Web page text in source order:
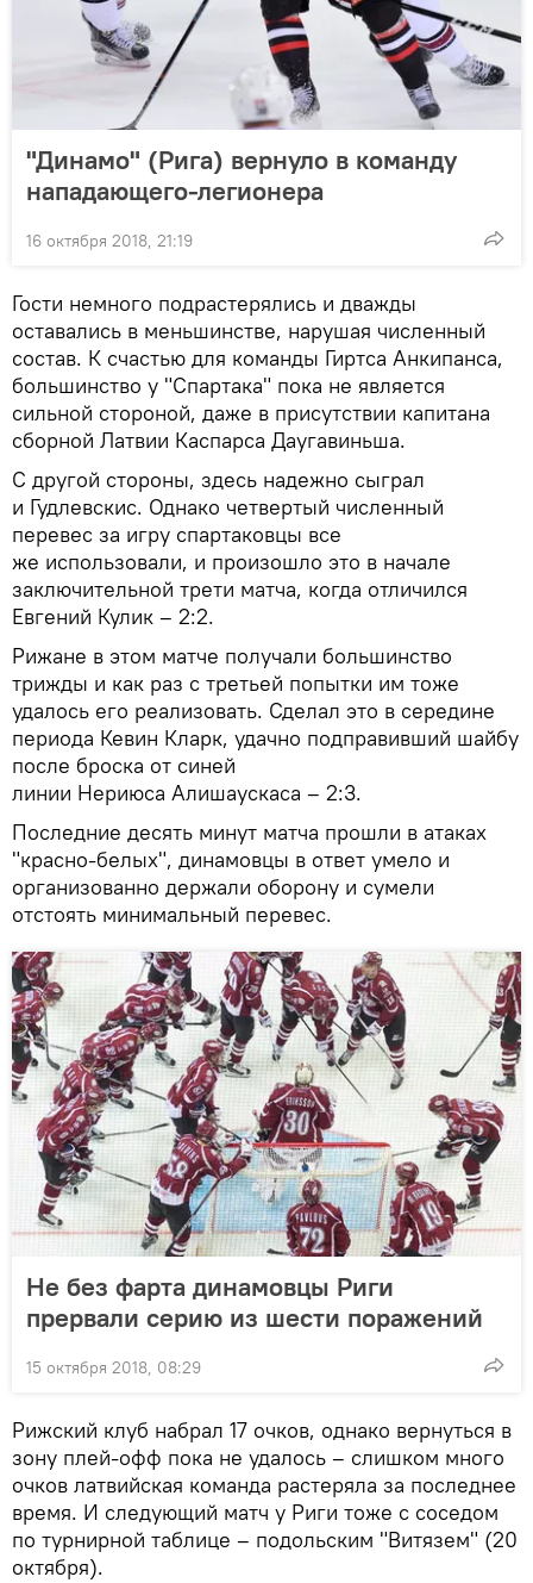
"Динамо" (Рига) вернуло в команду
нападающего-легионера
16 октября 2018, 21:19
Гости немного подрастерялись и дважды
оставались в меньшинстве, нарушая численный
состав. К счастью для команды Гиртса Анкипанса,
большинство у "Спартака" пока не является
сильной стороной, даже в присутствии капитана
сборной Латвии Каспарса Даугавиньша.
С другой стороны, здесь надежно сыграл
и Гудлевскис. Однако четвертый численный
перевес за игру спартаковцы все
же использовали, и произошло это в начале
заключительной трети матча, когда отличился
Евгений Кулик – 2:2.
Рижане в этом матче получали большинство
трижды и как раз с третьей попытки им тоже
удалось его реализовать. Сделал это в середине
периода Кевин Кларк, удачно подправивший шайбу
после броска от синей
линии Нериюса Алишаускаса – 2:3.
Последние десять минут матча прошли в атаках
"красно-белых", динамовцы в ответ умело и
организованно держали оборону и сумели
отстоять минимальный перевес.
Не без фарта динамовцы Риги
прервали серию из шести поражений
15 октября 2018, 08:29
Рижский клуб набрал 17 очков, однако вернуться в
зону плей-офф пока не удалось – слишком много
очков латвийская команда растеряла за последнее
время. И следующий матч у Риги тоже с соседом
по турнирной таблице – подольским "Витязем" (20
октября).